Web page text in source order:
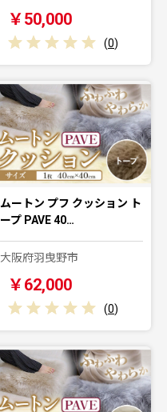
￥50,000
(0)
ムートン プフ クッション ト
ープ PAVE 40…
大阪府羽曳野市
￥62,000
(0)